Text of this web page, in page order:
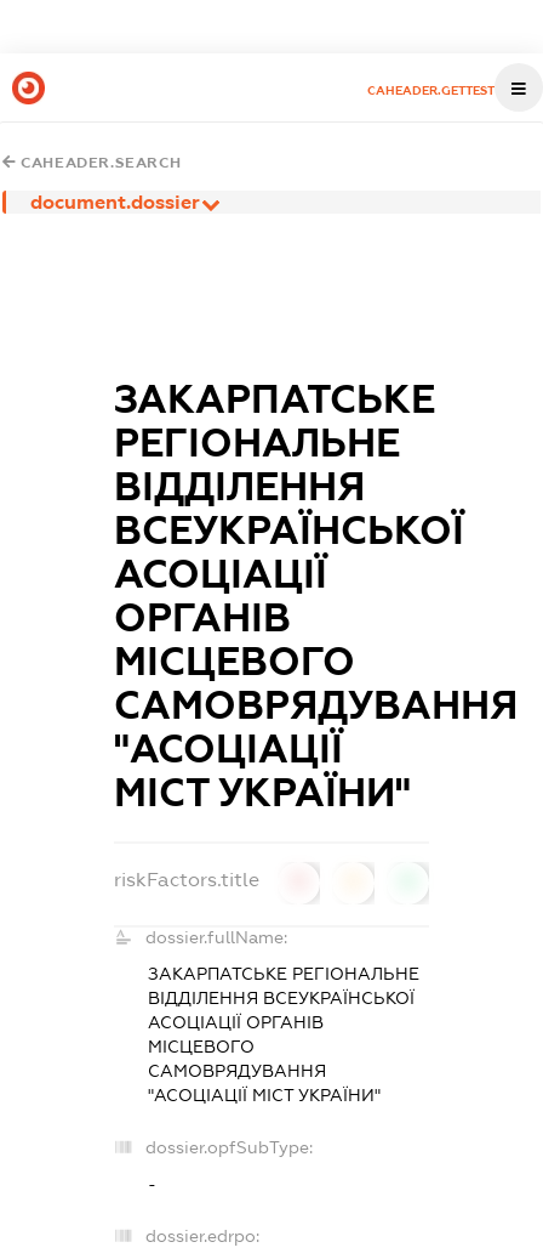
CAHEADER.GETTEST
CAHEADER.SEARCH
document.dossier
ЗАКАРПАТСЬКЕ
РЕГІОНАЛЬНЕ
ВІДДІЛЕННЯ
ВСЕУКРАЇНСЬКОЇ
АСОЦІАЦІЇ
ОРГАНІВ
МІСЦЕВОГО
САМОВРЯДУВАННЯ
"АСОЦІАЦІЇ
МІСТ УКРАЇНИ"
riskFactors.title
dossier.fullName:
ЗАКАРПАТСЬКЕ РЕГІОНАЛЬНЕ
ВІДДІЛЕННЯ ВСЕУКРАЇНСЬКОЇ
АСОЦІАЦІЇ ОРГАНІВ
МІСЦЕВОГО
САМОВРЯДУВАННЯ
"АСОЦІАЦІЇ МІСТ УКРАЇНИ"
dossier.opfSubType:
-
dossier.edrpo: